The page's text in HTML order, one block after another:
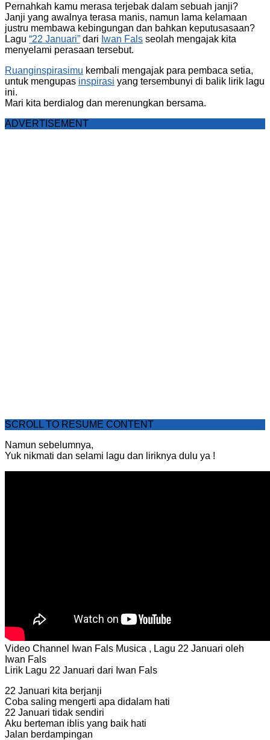
Pernahkah kamu merasa terjebak dalam sebuah janji?
Janji yang awalnya terasa manis, namun lama kelamaan
justru membawa kebingungan dan bahkan keputusasaan?
Lagu “22 Januari” dari Iwan Fals seolah mengajak kita
menyelami perasaan tersebut.
Ruanginspirasimu kembali mengajak para pembaca setia,
untuk mengupas inspirasi yang tersembunyi di balik lirik lagu
ini.
Mari kita berdialog dan merenungkan bersama.
ADVERTISEMENT
SCROLL TO RESUME CONTENT
Namun sebelumnya,
Yuk nikmati dan selami lagu dan liriknya dulu ya !
Video Channel Iwan Fals Musica , Lagu 22 Januari oleh
Iwan Fals
Lirik Lagu 22 Januari dari Iwan Fals
22 Januari kita berjanji
Coba saling mengerti apa didalam hati
22 Januari tidak sendiri
Aku berteman iblis yang baik hati
Jalan berdampingan